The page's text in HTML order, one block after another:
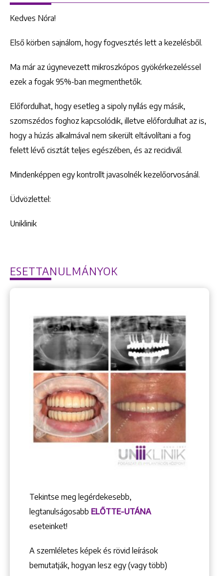
Kedves Nóra!
Első körben sajnálom, hogy fogvesztés lett a kezelésből.
Ma már az úgynevezett mikroszkópos gyökérkezeléssel
ezek a fogak 95%-ban megmenthetők.
Előfordulhat, hogy esetleg a sipoly nyílás egy másik,
szomszédos foghoz kapcsolódik, illetve előfordulhat az is,
hogy a húzás alkalmával nem sikerült eltávolítani a fog
felett lévő cisztát teljes egészében, és az recidivál.
Mindenképpen egy kontrollt javasolnék kezelőorvosánál.
Üdvözlettel:
Uniklinik
ESETTANULMÁNYOK
Tekintse meg legérdekesebb,
legtanulságosabb ELŐTTE-UTÁNA
eseteinket!
A szemléletes képek és rövid leírások
bemutatják, hogyan lesz egy (vagy több)